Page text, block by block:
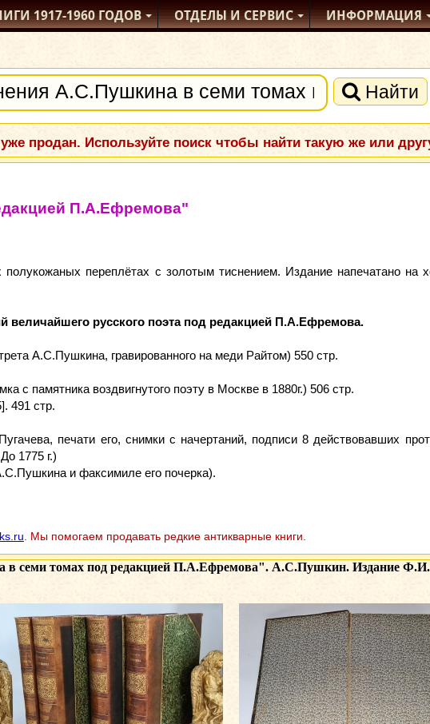
1917-1960ГОДОВ ОТДЕЛЫИ СЕРВИС ИНФОРМАЦИЯ
Найти
продан. Используйте поиск чтобы найти такую же или
П.А.Ефремова"
переплётах c золотым тиснением. Издание напечатано на
русского поэта под редакцией П.А.Ефремова.
А.С.Пушкина, гравированного на меди Райтом) 550 стр.
с памятника воздвигнутого поэту в Москве в 1880г.) 506 стр.
491 стр.
печати его, снимки с начертаний, подписи 8 действовавших
1775 г.)
и факсимиле его почерка).
. Мы помогаем продавать редкие антикварные книги.
семи томах под редакцией П.А.Ефремова". А.С.Пушкин. Издание